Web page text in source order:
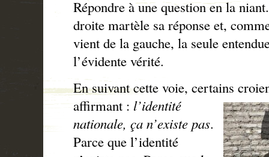
Répondre à une question en la
droite martèle sa réponse et,
vient de la gauche, la seule
l’évidente vérité.
En suivant cette voie, certains
affirmant : l’identité
nationale, ça n’existe pas.
Parce que l’identité